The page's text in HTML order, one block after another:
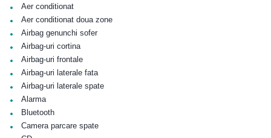
• Aer conditionat
• Aer conditionat doua zone
• Airbag genunchi sofer
• Airbag-uri cortina
• Airbag-uri frontale
• Airbag-uri laterale fata
• Airbag-uri laterale spate
• Alarma
• Bluetooth
• Camera parcare spate